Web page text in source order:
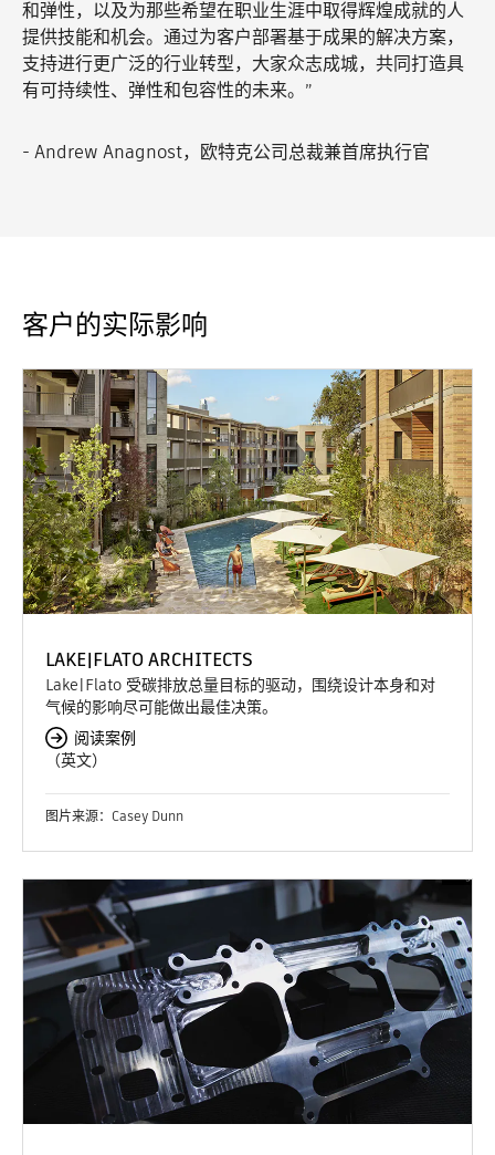
和弹性，以及为那些希望在职业生涯中取得辉煌成就的人
提供技能和机会。通过为客户部署基于成果的解决方案，
支持进行更广泛的行业转型，大家众志成城，共同打造具
有可持续性、弹性和包容性的未来。”
- Andrew Anagnost，欧特克公司总裁兼首席执行官
客户的实际影响
LAKE|FLATO ARCHITECTS
Lake|Flato 受碳排放总量目标的驱动，围绕设计本身和对
气候的影响尽可能做出最佳决策。
阅读案例
（英文）
图片来源：Casey Dunn